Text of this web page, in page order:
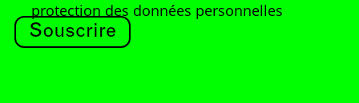
protection des données personnelles
Souscrire